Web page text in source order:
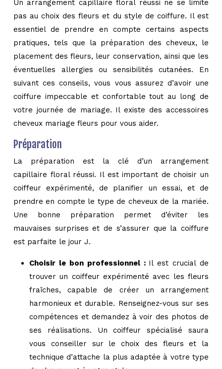
Un arrangement capillaire floral réussi ne se limite
pas au choix des fleurs et du style de coiffure. Il est
essentiel de prendre en compte certains aspects
pratiques, tels que la préparation des cheveux, le
placement des fleurs, leur conservation, ainsi que les
éventuelles allergies ou sensibilités cutanées. En
suivant ces conseils, vous vous assurez d’avoir une
coiffure impeccable et confortable tout au long de
votre journée de mariage. Il existe des accessoires
cheveux mariage fleurs pour vous aider.
Préparation
La préparation est la clé d’un arrangement
capillaire floral réussi. Il est important de choisir un
coiffeur expérimenté, de planifier un essai, et de
prendre en compte le type de cheveux de la mariée.
Une bonne préparation permet d’éviter les
mauvaises surprises et de s’assurer que la coiffure
est parfaite le jour J.
Choisir le bon professionnel : Il est crucial de
trouver un coiffeur expérimenté avec les fleurs
fraîches, capable de créer un arrangement
harmonieux et durable. Renseignez-vous sur ses
compétences et demandez à voir des photos de
ses réalisations. Un coiffeur spécialisé saura
vous conseiller sur le choix des fleurs et la
technique d’attache la plus adaptée à votre type